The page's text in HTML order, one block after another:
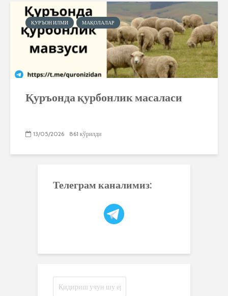
ҚУРЪОН ИЛМИ МАҚОЛАЛАР
Қуръонда қурбонлик масаласи
13/05/2026 861 кўрилди
Телеграм каналимиз: